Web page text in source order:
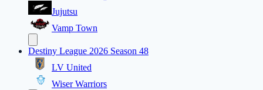
Jujutsu
Vamp Town
Destiny League 2026 Season 48
LV United
Wiser Warriors